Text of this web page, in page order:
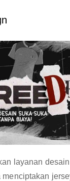
layanan
menciptakan